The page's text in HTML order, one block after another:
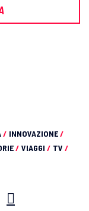
/ INNOVAZIONE/
/ VIAGGI / TV /